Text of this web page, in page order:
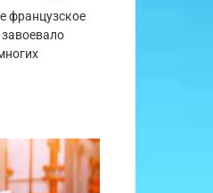
французское